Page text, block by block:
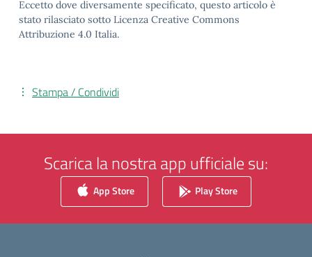
Eccetto dove diversamente specificato, questo articolo è
stato rilasciato sotto Licenza Creative Commons
Attribuzione 4.0 Italia.
Stampa / Condividi
Scarica la nostra app ufficiale su:
App Store Play Store